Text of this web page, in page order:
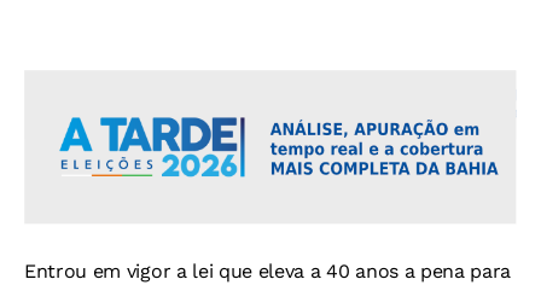
Entrou em vigor a lei que eleva a 40 anos a pena para